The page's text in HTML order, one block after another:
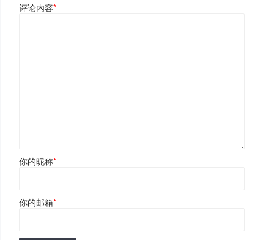
评论内容*
你的昵称*
你的邮箱*